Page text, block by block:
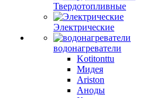
Твердотопливные
Электрические
водонагреватели
Kotitonttu
Мидея
Ariston
Аноды